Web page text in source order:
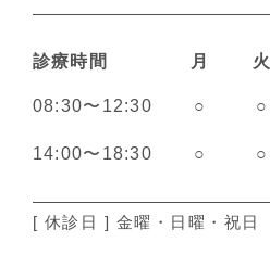
診療時間 月 火
08:30〜12:30 ○ ○
14:00〜18:30 ○ ○
[ 休診日 ] 金曜・日曜・祝日